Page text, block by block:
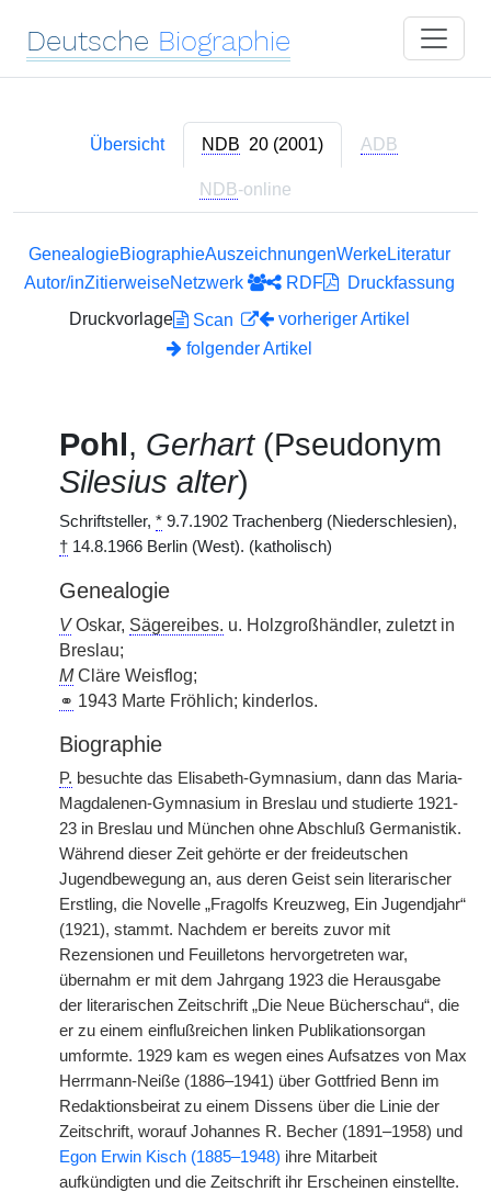
Deutsche Biographie
Übersicht NDB 20 (2001) ADB
NDB-online
GenealogieBiographieAuszeichnungenWerkeLiteratur
Autor/inZitierweiseNetzwerk RDF
Druckfassung
Druckvorlage
Scan
vorheriger Artikel
folgender Artikel
Pohl, Gerhart(Pseudonym
Silesius alter)
Schriftsteller, * 9.7.1902 Trachenberg (Niederschlesien),
† 14.8.1966 Berlin (West). (katholisch)
Genealogie
VOskar, Sägereibes. u. Holzgroßhändler, zuletzt in
Breslau;
MCläre Weisflog;
⚭ 1943 Marte Fröhlich; kinderlos.
Biographie
P. besuchte das Elisabeth-Gymnasium, dann das Maria-
Magdalenen-Gymnasium in Breslau und studierte 1921-
23 in Breslau und München ohne Abschluß Germanistik.
Während dieser Zeit gehörte er der freideutschen
Jugendbewegung an, aus deren Geist sein literarischer
Erstling, die Novelle „Fragolfs Kreuzweg, Ein Jugendjahr“
(1921), stammt. Nachdem er bereits zuvor mit
Rezensionen und Feuilletons hervorgetreten war,
übernahm er mit dem Jahrgang 1923 die Herausgabe
der literarischen Zeitschrift „Die Neue Bücherschau“, die
er zu einem einflußreichen linken Publikationsorgan
umformte. 1929 kam es wegen eines Aufsatzes von Max
Herrmann-Neiße (1886–1941) über Gottfried Benn im
Redaktionsbeirat zu einem Dissens über die Linie der
Zeitschrift, worauf Johannes R. Becher (1891–1958) und
Egon Erwin Kisch (1885–1948) ihre Mitarbeit
aufkündigten und die Zeitschrift ihr Erscheinen einstellte.